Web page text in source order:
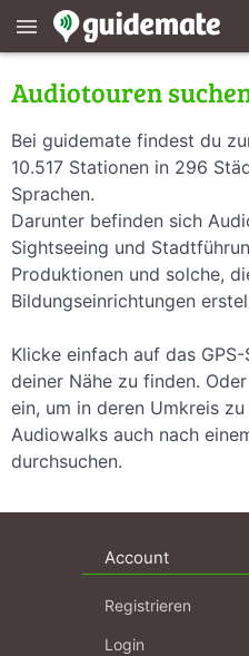
menu
Audiotouren
Bei guidemate findest du
10.517 Stationen in 296
Sprachen.
Darunter befinden sich
Sightseeing und
Produktionen und solche,
Bildungseinrichtungen
Klicke einfach auf das
deiner Nähe zu finden.
ein, um in deren Umkreis
Audiowalks auch nach
durchsuchen.
Account
Registrieren
Login